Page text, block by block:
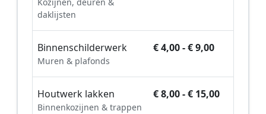
Kozijnen, deuren &
daklijsten
Binnenschilderwerk
Muren & plafonds
€ 4,00 - € 9,00
Houtwerk lakken
Binnenkozijnen & trappen
€ 8,00 - € 15,00